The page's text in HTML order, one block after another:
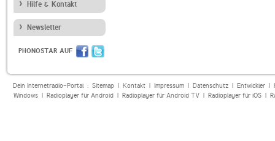
Hilfe & Kontakt
Newsletter
PHONOSTAR AUF
Dein Internetradio-Portal : Sitemap| Kontakt| Impressum| Datenschutz| Entwickler|
Windows| Radioplayer für Android| Radioplayer für Android TV| Radioplayer für iOS|